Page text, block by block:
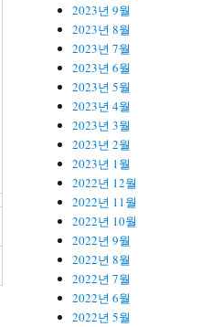
2023년 9월
2023년 8월
2023년 7월
2023년 6월
2023년 5월
2023년 4월
2023년 3월
2023년 2월
2023년 1월
2022년 12월
2022년 11월
2022년 10월
2022년 9월
2022년 8월
2022년 7월
2022년 6월
2022년 5월